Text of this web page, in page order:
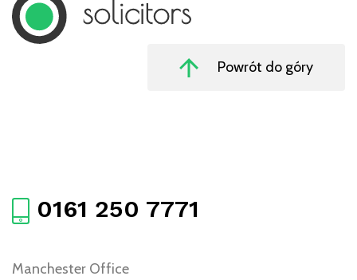
Powrót do góry
0161 250 7771
Manchester Office